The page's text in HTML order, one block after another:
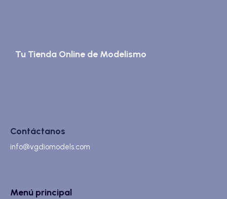
Tu Tienda Online de Modelismo
Contáctanos
info@vgdiomodels.com
Menú principal